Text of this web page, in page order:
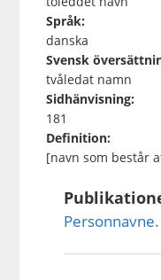
Språk:
danska
Svensk
tvåledat namn
Sidhänvisning:
181
Definition:
[navn som består
Personnavne.